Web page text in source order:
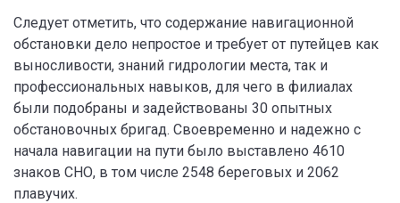
Следует отметить, что содержание навигационной
обстановки дело непростое и требует от путейцев как
выносливости, знаний гидрологии места, так и
профессиональных навыков, для чего в филиалах
были подобраны и задействованы 30 опытных
обстановочных бригад. Своевременно и надежно с
начала навигации на пути было выставлено 4610
знаков СНО, в том числе 2548 береговых и 2062
плавучих.